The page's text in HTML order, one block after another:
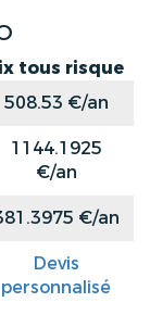
tous risque
508.53 €/an
1144.1925
€/an
€/an
Devis
personnalisé